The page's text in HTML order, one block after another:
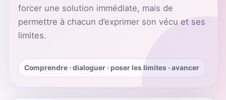
forcer une solution immédiate, mais de
permettre à chacun d’exprimer son vécu et ses
limites.
Comprendre · dialoguer · poser les limites · avancer